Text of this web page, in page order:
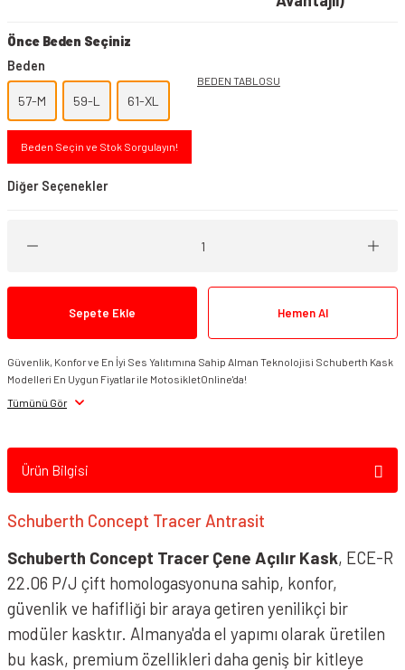
Önce Beden Seçiniz
Beden
57-M 59-L 61-XL
BEDEN TABLOSU
Beden Seçin ve Stok Sorgulayın!
Diğer Seçenekler
Schuberth Concept Kask Glossy Beyaz
Schuberth Concept Kask Mat Siyah
Schuberth Concept Tracer Kask Kırmızı
Sepete Ekle Hemen Al
Güvenlik, Konfor ve En İyi Ses Yalıtımına Sahip Alman Teknolojisi Schuberth Kask
Modelleri En Uygun Fiyatlar ile MotosikletOnline'da!
Tümünü Gör
Ürün Bilgisi
Schuberth Concept Tracer Antrasit
Schuberth Concept Tracer Çene Açılır Kask, ECE-R
22.06 P/J çift homologasyonuna sahip, konfor,
güvenlik ve hafifliği bir araya getiren yenilikçi bir
modüler kasktır. Almanya'da el yapımı olarak üretilen
bu kask, premium özellikleri daha geniş bir kitleye